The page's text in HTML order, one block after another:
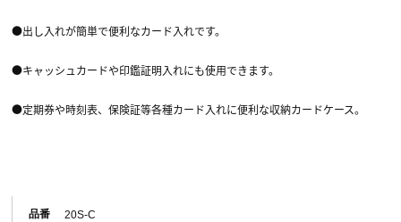
●出し入れが簡単で便利なカード入れです。
●キャッシュカードや印鑑証明入れにも使用できます。
●定期券や時刻表、保険証等各種カード入れに便利な収納カードケース。
品番 20S-C